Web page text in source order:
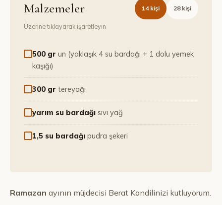
Malzemeler 14kişi 28kişi
Üzerine tıklayarak işaretleyin
500 gr un (yaklaşık 4 su bardağı + 1 dolu yemek
kaşığı)
300 gr tereyağı
yarım su bardağı sıvı yağ
1,5 su bardağı pudra şekeri
Ramazan ayının müjdecisi Berat Kandilinizi kutluyorum.